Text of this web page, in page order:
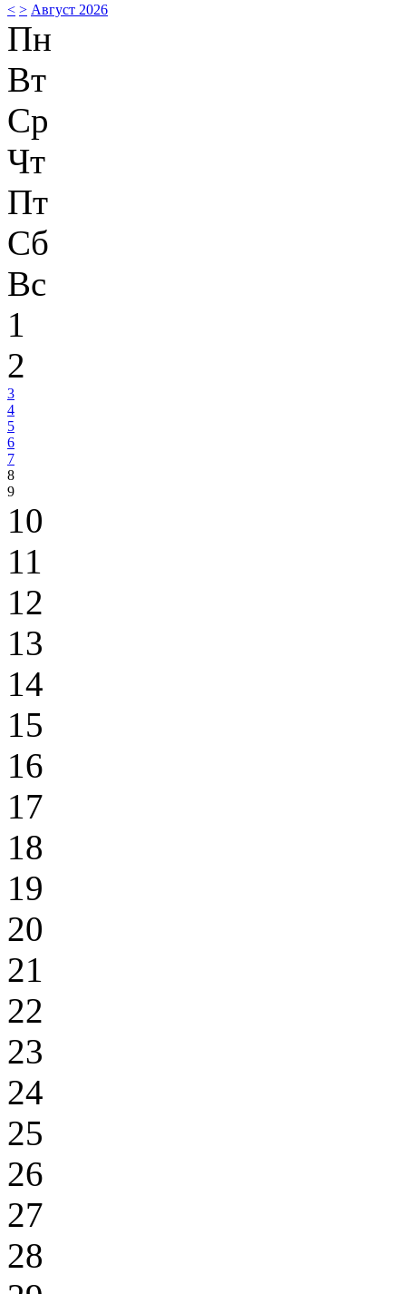
< > Август 2026
Пн
Вт
Ср
Чт
Пт
Сб
Вс
1
2
3
4
5
6
7
8
9
10
11
12
13
14
15
16
17
18
19
20
21
22
23
24
25
26
27
28